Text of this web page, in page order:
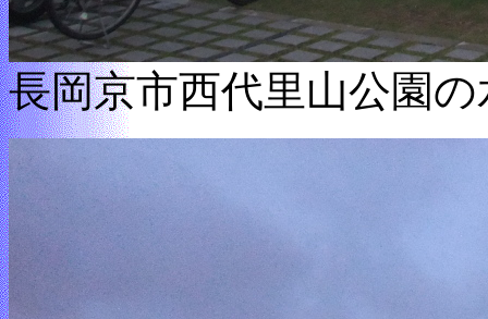
長岡京市西代里山公園の